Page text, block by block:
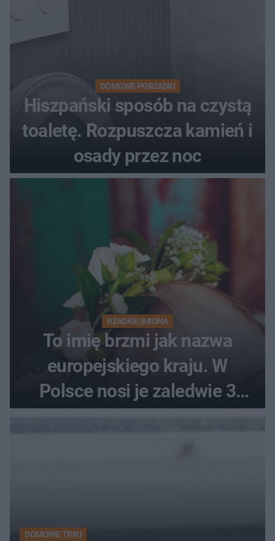
DOMOWE PORZĄDKI
Hiszpański sposób na czystą
toaletę. Rozpuszcza kamień i
osady przez noc
RZADKIE IMIONA
To imię brzmi jak nazwa
europejskiego kraju. W
Polsce nosi je zaledwie 3
kobiety
DOMOWE TRIKI